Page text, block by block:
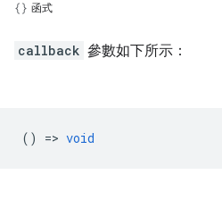
函式
callback 參數如下所示：
() => void